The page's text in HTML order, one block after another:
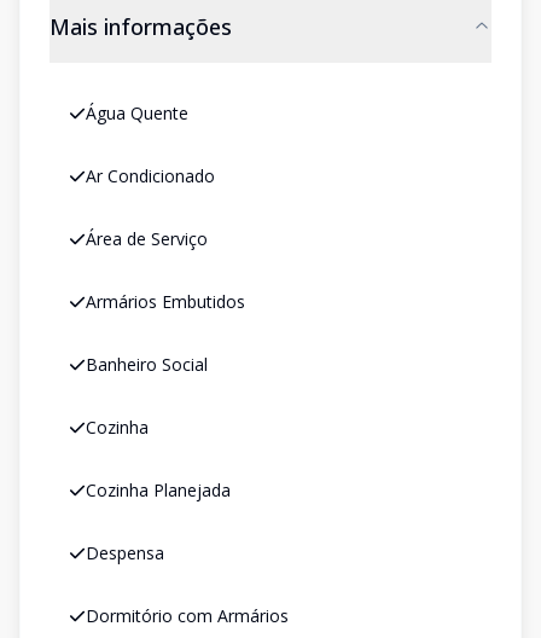
Mais informações
Água Quente
Ar Condicionado
Área de Serviço
Armários Embutidos
Banheiro Social
Cozinha
Cozinha Planejada
Despensa
Dormitório com Armários